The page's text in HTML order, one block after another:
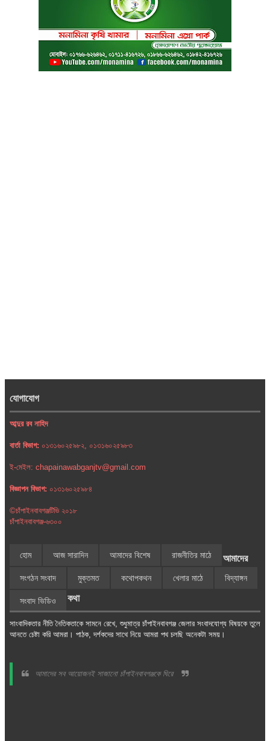
যোগাযোগ
আব্দুর রব নাহিদ
বার্তা বিভাগ: ০১৩১৬০২৫৯৮২, ০১৩১৬০২৫৯৮৩
ই-মেইল: chapainawabganjtv@gmail.com
বিজ্ঞাপন বিভাগ: ০১৩১৬০২৫৯৮৪
©চাঁপাইনবাবগঞ্জটিভি ২০১৮
চাঁপাইনবাবগঞ্জ-৬৩০০
হোম আজ সারাদিন আমাদের বিশেষ রাজনীতির মাঠে
সংগঠন সংবাদ মুক্তমত কথোপকথন খেলার মাঠে বিদ্যাঙ্গন
সংবাদ ভিডিও
আমাদের
কথা
সাংবাদিকতার নীতি নৈতিকতাকে সামনে রেখে, শুধুমাত্র চাঁপাইনবাবগঞ্জ জেলার সংবাদযোগ্য বিষয়কে তুলে
আনতে চেষ্টা করি আমরা। পাঠক, দর্শকদের সাথে নিয়ে আমরা পথ চলছি অনেকটা সময়।
আমাদের সব আয়োজনই সাজানো চাঁপাইনবাবগঞ্জকে ঘিরে